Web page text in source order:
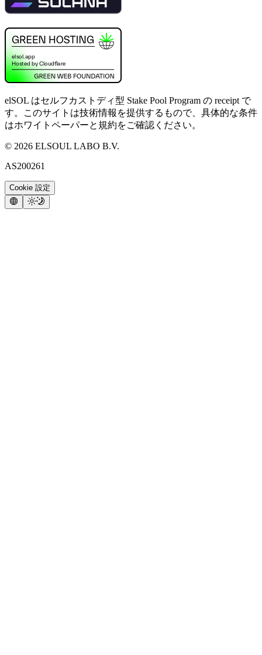
elSOL はセルフカストディ型 Stake Pool Program の receipt で
す。このサイトは技術情報を提供するもので、具体的な条件
はホワイトペーパーと規約をご確認ください。
© 2026 ELSOUL LABO B.V.
AS200261
Cookie 設定